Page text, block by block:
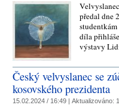
předal dne
díla
výstavy
Český velvyslanec se
kosovského prezidenta
15.02.2024 / 16:49 | Aktualizováno: